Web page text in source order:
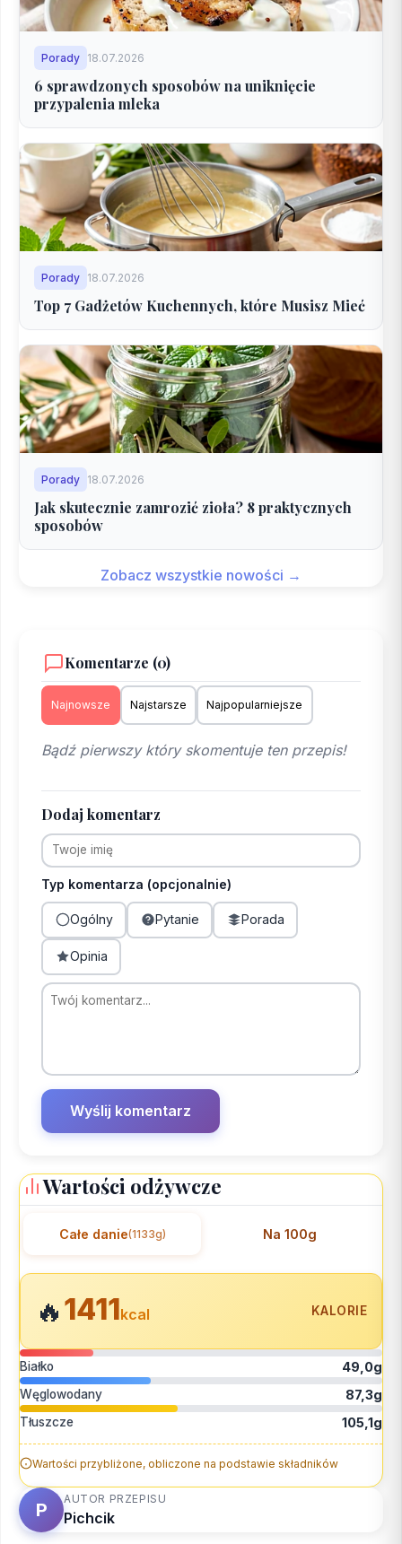
Porady 18.07.2026
6 sprawdzonych sposobów na uniknięcie
przypalenia mleka
Porady 18.07.2026
Top 7 Gadżetów Kuchennych, które Musisz Mieć
Porady 18.07.2026
Jak skutecznie zamrozić zioła? 8 praktycznych
sposobów
Zobacz wszystkie nowości →
Komentarze (0)
Najnowsze Najstarsze Najpopularniejsze
Bądź pierwszy który skomentuje ten przepis!
Dodaj komentarz
Typ komentarza (opcjonalnie)
Ogólny Pytanie Porada
Opinia
Wartości odżywcze
Całe danie(1133g) Na 100g
🔥1411kcal KALORIE
Białko 49,0g
Węglowodany 87,3g
Tłuszcze 105,1g
Wartości przybliżone, obliczone na podstawie składników
P
AUTOR PRZEPISU
Pichcik